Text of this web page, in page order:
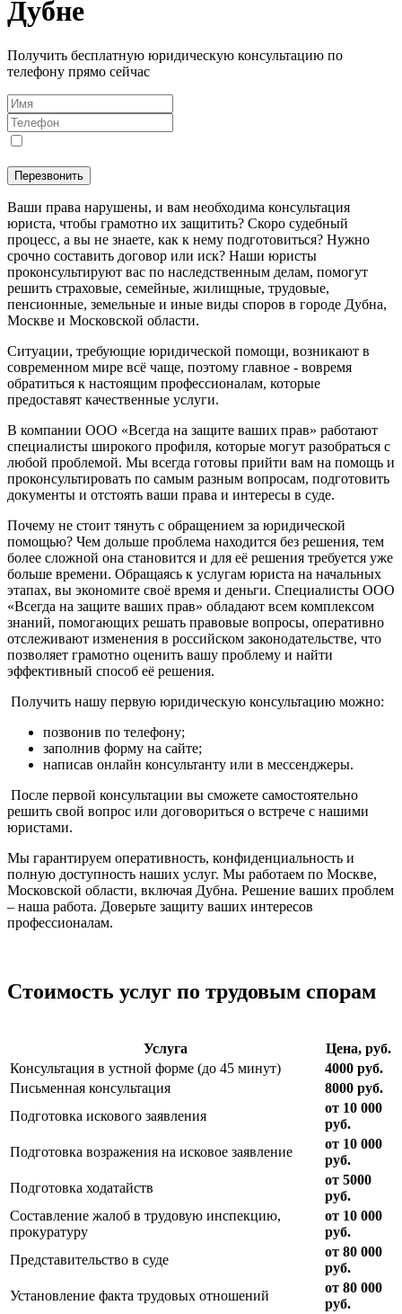
Дубне
Получить бесплатную юридическую консультацию по
телефону прямо сейчас
Перезвонить
Ваши права нарушены, и вам необходима консультация
юриста, чтобы грамотно их защитить? Скоро судебный
процесс, а вы не знаете, как к нему подготовиться? Нужно
срочно составить договор или иск? Наши юристы
проконсультируют вас по наследственным делам, помогут
решить страховые, семейные, жилищные, трудовые,
пенсионные, земельные и иные виды споров в городе Дубна,
Москве и Московской области.
Ситуации, требующие юридической помощи, возникают в
современном мире всё чаще, поэтому главное - вовремя
обратиться к настоящим профессионалам, которые
предоставят качественные услуги.
В компании ООО «Всегда на защите ваших прав» работают
специалисты широкого профиля, которые могут разобраться с
любой проблемой. Мы всегда готовы прийти вам на помощь и
проконсультировать по самым разным вопросам, подготовить
документы и отстоять ваши права и интересы в суде.
Почему не стоит тянуть с обращением за юридической
помощью? Чем дольше проблема находится без решения, тем
более сложной она становится и для её решения требуется уже
больше времени. Обращаясь к услугам юриста на начальных
этапах, вы экономите своё время и деньги. Специалисты ООО
«Всегда на защите ваших прав» обладают всем комплексом
знаний, помогающих решать правовые вопросы, оперативно
отслеживают изменения в российском законодательстве, что
позволяет грамотно оценить вашу проблему и найти
эффективный способ её решения.
Получить нашу первую юридическую консультацию можно:
позвонив по телефону;
заполнив форму на сайте;
написав онлайн консультанту или в мессенджеры.
После первой консультации вы сможете самостоятельно
решить свой вопрос или договориться о встрече с нашими
юристами.
Мы гарантируем оперативность, конфиденциальность и
полную доступность наших услуг. Мы работаем по Москве,
Московской области, включая Дубна. Решение ваших проблем
– наша работа. Доверьте защиту ваших интересов
профессионалам.
Стоимость услуг по трудовым спорам
Услуга
Цена, руб.
Консультация в устной форме (до 45 минут)
4000 руб.
Письменная консультация
8000 руб.
Подготовка искового заявления
от 10 000
руб.
Подготовка возражения на исковое заявление
от 10 000
руб.
Подготовка ходатайств
от 5000
руб.
Составление жалоб в трудовую инспекцию,
прокуратуру
от 10 000
руб.
Представительство в суде
от 80 000
руб.
Установление факта трудовых отношений
от 80 000
руб.